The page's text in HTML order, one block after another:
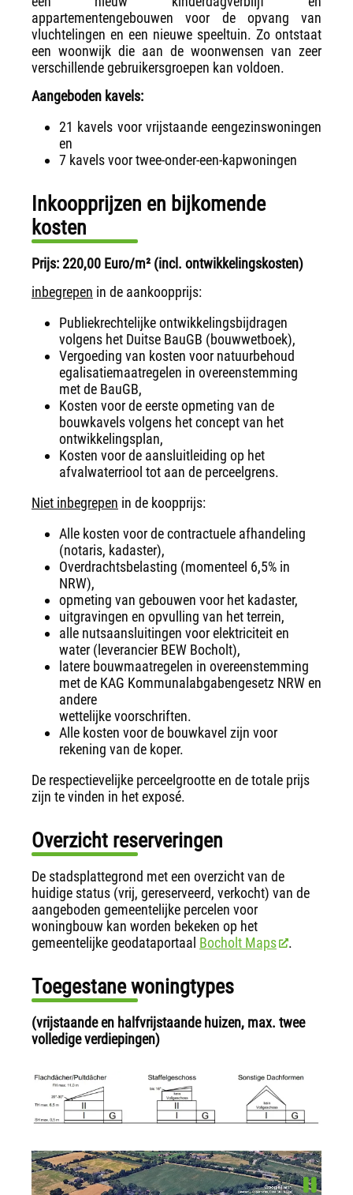
appartementengebouwen voor de opvang van
vluchtelingen en een nieuwe speeltuin. Zo ontstaat
een woonwijk die aan de woonwensen van zeer
verschillende gebruikersgroepen kan voldoen.
Aangeboden kavels:
21 kavels voor vrijstaande eengezinswoningen
en
7 kavels voor twee-onder-een-kapwoningen
Inkoopprijzen en bijkomende
kosten
Prijs: 220,00 Euro/m² (incl. ontwikkelingskosten)
inbegrepen in de aankoopprijs:
Publiekrechtelijke ontwikkelingsbijdragen
volgens het Duitse BauGB (bouwwetboek),
Vergoeding van kosten voor natuurbehoud
egalisatiemaatregelen in overeenstemming
met de BauGB,
Kosten voor de eerste opmeting van de
bouwkavels volgens het concept van het
ontwikkelingsplan,
Kosten voor de aansluitleiding op het
afvalwaterriool tot aan de perceelgrens.
Niet inbegrepen in de koopprijs:
Alle kosten voor de contractuele afhandeling
(notaris, kadaster),
Overdrachtsbelasting (momenteel 6,5% in
NRW),
opmeting van gebouwen voor het kadaster,
uitgravingen en opvulling van het terrein,
alle nutsaansluitingen voor elektriciteit en
water (leverancier BEW Bocholt),
latere bouwmaatregelen in overeenstemming
met de KAG Kommunalabgabengesetz NRW en
andere
wettelijke voorschriften.
Alle kosten voor de bouwkavel zijn voor
rekening van de koper.
De respectievelijke perceelgrootte en de totale prijs
zijn te vinden in het exposé.
Overzicht reserveringen
De stadsplattegrond met een overzicht van de
huidige status (vrij, gereserveerd, verkocht) van de
aangeboden gemeentelijke percelen voor
woningbouw kan worden bekeken op het
gemeentelijke geodataportaal Bocholt Maps .
Toegestane woningtypes
(vrijstaande en halfvrijstaande huizen, max. twee
volledige verdiepingen)